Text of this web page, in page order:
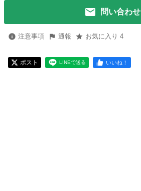
問い合わせ
注意事項 通報 お気に入り 4
ポスト LINEで送る いいね！